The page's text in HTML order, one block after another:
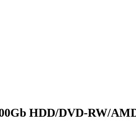
HDD/DVD-RW/